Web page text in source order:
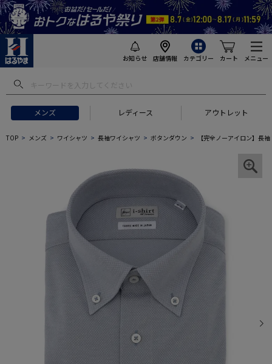
お知らせ 店舗情報 カテゴリー カート メニュー
メンズ レディース アウトレット
TOP メンズ ワイシャツ 長袖ワイシャツ ボタンダウン 【完全ノーアイロン】長